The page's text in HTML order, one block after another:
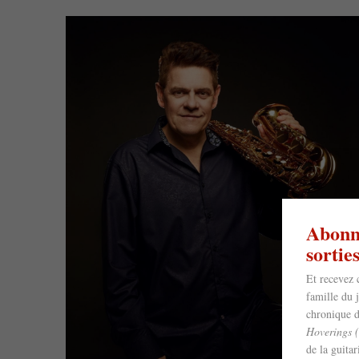
Et recevez
famille du
chronique
Hoverings
de la